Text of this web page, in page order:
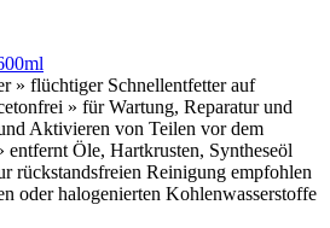
» flüchtiger Schnellentfetter auf
» für Wartung, Reparatur und
Aktivieren von Teilen vor dem
Öle, Hartkrusten, Syntheseöl
rückstandsfreien Reinigung empfohlen
oder halogenierten Kohlenwasserstoffe